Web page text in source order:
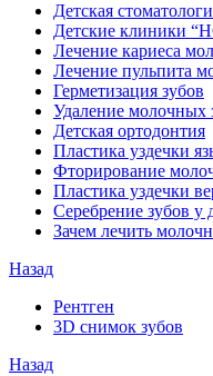
Детская
Детские клиники
Лечение кариеса
Лечение пульпита
Герметизация зубов
Удаление молочных
Детская ортодонтия
Пластика уздечки
Фторирование
Пластика уздечки
Серебрение зубов у
Зачем лечить
Назад
Рентген
3D снимок зубов
Назад